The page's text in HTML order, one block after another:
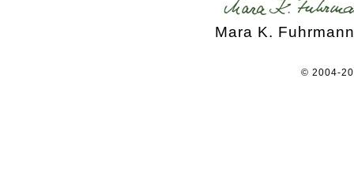
Mara K. Fuhrmann
© 2004-